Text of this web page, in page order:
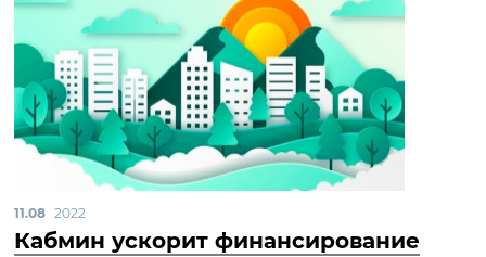
11.08 2022
Кабмин ускорит финансирование